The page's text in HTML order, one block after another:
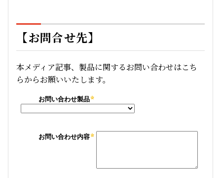
【お問合せ先】
本メディア記事、製品に関するお問い合わせはこち
らからお願いいたします。